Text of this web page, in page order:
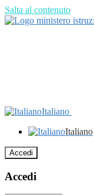
Salta al contenuto
Italiano
Italiano
Accedi
Accedi